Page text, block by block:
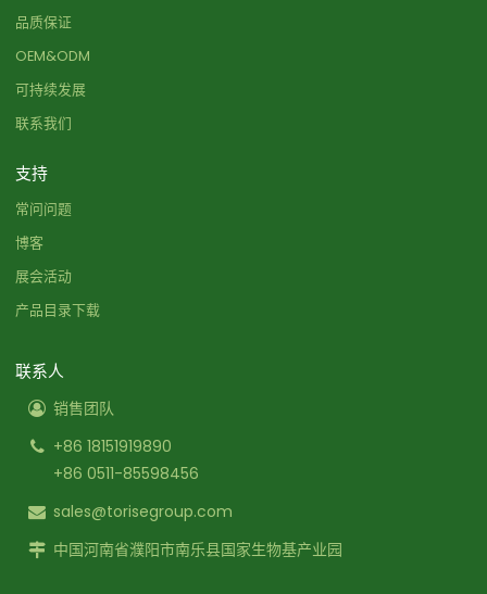
品质保证
OEM&ODM
可持续发展
联系我们
支持
常问问题
博客
展会活动
产品目录下载
联系人
销售团队
+86 18151919890
+86 0511-85598456
sales@torisegroup.com
中国河南省濮阳市南乐县国家生物基产业园